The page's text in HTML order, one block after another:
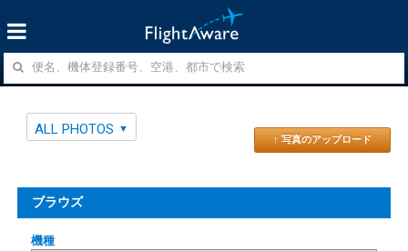
ALL PHOTOS
↑ 写真のアップロード
ブラウズ
機種